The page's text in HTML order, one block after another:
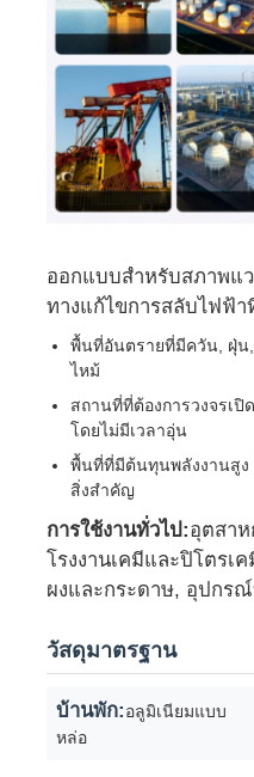
ทัวร์โรงงาน
ควบคุมคุณภาพ
ติดต่อเรา
ขออ้าง
โคมไฟกันระเบิด
ไฟสัญญาณกันระเบิด
พัดลมป้องกันการระเบิด
กล่องกันระเบิด
สวิตช์ป้องกันการระเบิด
กรดสายไฟที่ป้องกันระเบิด
ออกแบบสําหรับสภาพแ
ทางแก้ไขการสลับไฟฟ้า
พื้นที่อันตรายที่มีควัน, ฝุ่น
ไหม้
สถานที่ที่ต้องการวงจรเ
โดยไม่มีเวลาอุ่น
พื้นที่ที่มีต้นทุนพลังงานสูง
สิ่งสําคัญ
การใช้งานทั่วไป:อุตสา
โรงงานเคมีและปิโตรเ
ผงและกระดาษ, อุปกร
วัสดุมาตรฐาน
บ้านพัก:อลูมิเนียมแบบ
หล่อ